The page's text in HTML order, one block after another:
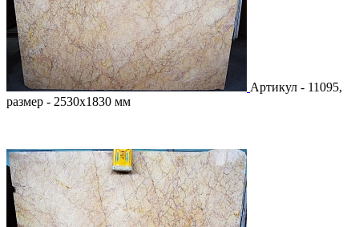
Артикул - 11095,
размер - 2530х1830 мм